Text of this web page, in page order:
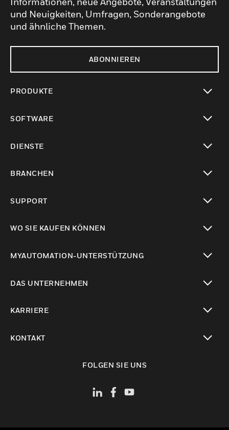
und Neuigkeiten, Umfragen, Sonderangebote
und ähnliche Themen.
ABONNIEREN
PRODUKTE
SOFTWARE
DIENSTE
BRANCHEN
SUPPORT
WO SIE KAUFEN KÖNNEN
MYAUTOMATION-UNTERSTÜTZUNG
DAS UNTERNEHMEN
KARRIERE
KONTAKT
FOLGEN SIE UNS